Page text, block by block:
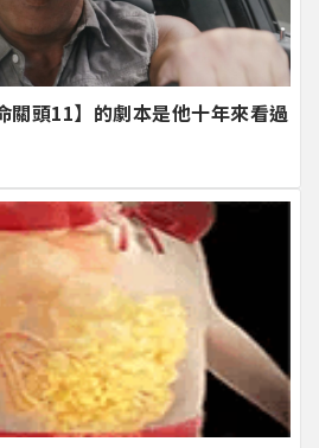
關頭11】的劇本是他十年來看過